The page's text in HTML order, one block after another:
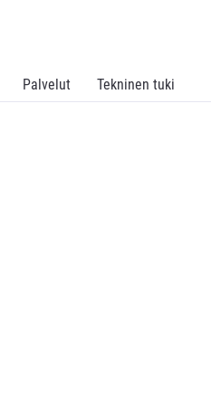
Palvelut Tekninen tuki